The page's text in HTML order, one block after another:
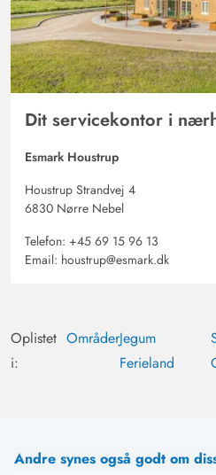
Dit servicekontor i
Esmark Houstrup
Houstrup Strandvej 4
6830 Nørre Nebel
Telefon: +45 69 15 96 13
Email: houstrup@esmark.dk
Oplistet
i:
OmråderJegum
Ferieland
Andre synes også godt om